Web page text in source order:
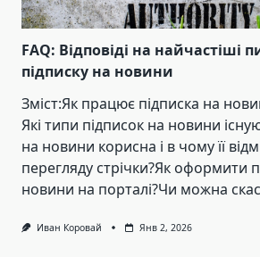
FAQ: Відповіді на найчастіші
підписку на новини
Зміст:Як працює підписка на
Які типи підписок на новини
на новини корисна і в чому її
перегляду стрічки?Як оформити
новини на порталі?Чи можна
Иван Коровай Янв 2, 2026